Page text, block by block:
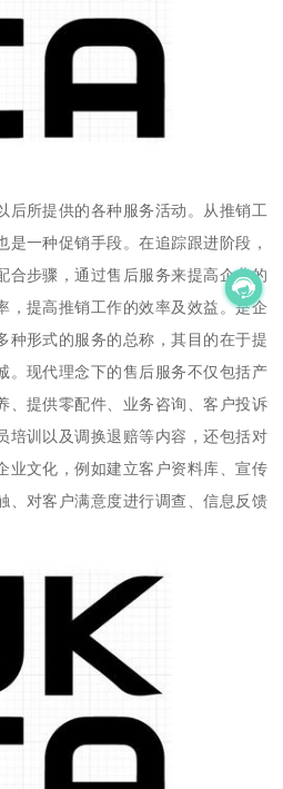
后所提供的各种服务活动。从推销工
一种促销手段。在追踪跟进阶段，
合步骤，通过售后服务来提高企业的
，提高推销工作的效率及效益。是企
种形式的服务的总称，其目的在于提
。现代理念下的售后服务不仅包括产
、提供零配件、业务咨询、客户投诉
培训以及调换退赔等内容，还包括对
业文化，例如建立客户资料库、宣传
、对客户满意度进行调查、信息反馈